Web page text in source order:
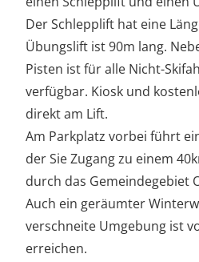
Der Schlepplift hat eine
Übungslift ist 90m lang.
Pisten ist für alle Nicht-
verfügbar. Kiosk und
direkt am Lift.
Am Parkplatz vorbei führt
der Sie Zugang zu einem
durch das Gemeindegebiet
Auch ein geräumter
verschneite Umgebung ist
erreichen.